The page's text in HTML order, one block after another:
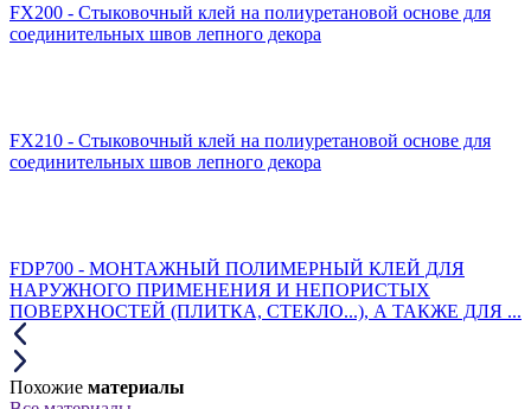
FX200 - Стыковочный клей на полиуретановой основе для
соединительных швов лепного декора
FX210 - Стыковочный клей на полиуретановой основе для
соединительных швов лепного декора
FDP700 - МОНТАЖНЫЙ ПОЛИМЕРНЫЙ КЛЕЙ ДЛЯ
НАРУЖНОГО ПРИМЕНЕНИЯ И НЕПОРИСТЫХ
ПОВЕРХНОСТЕЙ (ПЛИТКА, СТЕКЛО...), А ТАКЖЕ ДЛЯ ...
Похожие материалы